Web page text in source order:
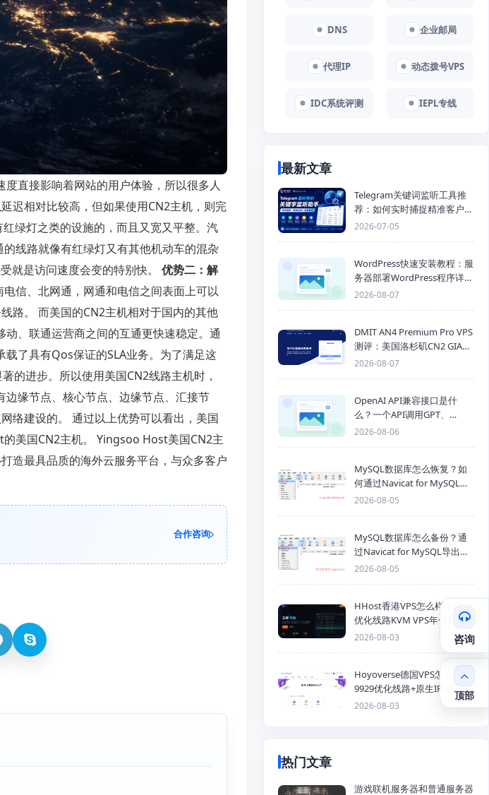
度直接影响着网站的用户体验，所以很多人
迟相对比较高，但如果使用CN2主机，则完
绿灯之类的设施的，而且又宽又平整。汽
线路就像有红绿灯又有其他机动车的混杂
就是访问速度会变的特别快。 优势二：解
信、北网通，网通和电信之间表面上可以
路。 而美国的CN2主机相对于国内的其他
、联通运营商之间的互通更快速稳定。通
载了具有Qos保证的SLA业务。为了满足这
的进步。所以使用美国CN2线路主机时，
边缘节点、核心节点、边缘节点、汇接节
络建设的。 通过以上优势可以看出，美国
美国CN2主机。 Yingsoo Host美国CN2主
造最具品质的海外云服务平台，与众多客户
合作咨询
DNS 企业邮局
代理IP 动态拨号VPS
IDC系统评测 IEPL专线
最新文章
Telegram关键词监听工具推
荐：如何实时捕捉精准客户，
提高获客效率？
2026-07-05
WordPress快速安装教程：服
务器部署WordPress程序详细
步骤
2026-08-07
DMIT AN4 Premium Pro VPS
测评：美国洛杉矶CN2 GIA三
网优化线路性能测试
2026-08-07
OpenAI API兼容接口是什
么？一个API调用GPT、
Claude、Gemini、DeepSeek
2026-08-06
MySQL数据库怎么恢复？如
何通过Navicat for MySQL导
入SQL备份文件
2026-08-05
MySQL数据库怎么备份？通
过Navicat for MySQL导出
Mysql数据库为SQL格式备份
2026-08-05
HHost香港VPS怎么样？CMI
优化线路KVM VPS年付$25
起，4GB内存优惠套餐
2026-08-03
Hoyoverse德国VPS怎么样？
9929优化线路+原生IP德国
KVM VPS推荐
2026-08-03
热门文章
游戏联机服务器和普通服务器
咨询
顶部